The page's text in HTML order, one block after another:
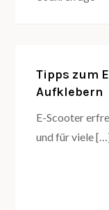
Tipps zum
Aufklebern
E-Scooter
und für viele